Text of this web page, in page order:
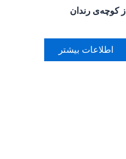
از کوچه‌ی رندان
اطلاعات بیشتر